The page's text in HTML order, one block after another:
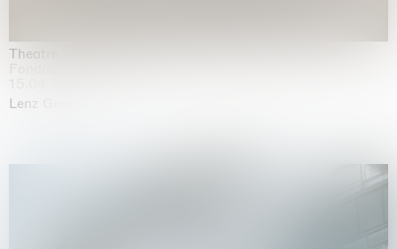
Theatre of the mind
Lenz Geerk